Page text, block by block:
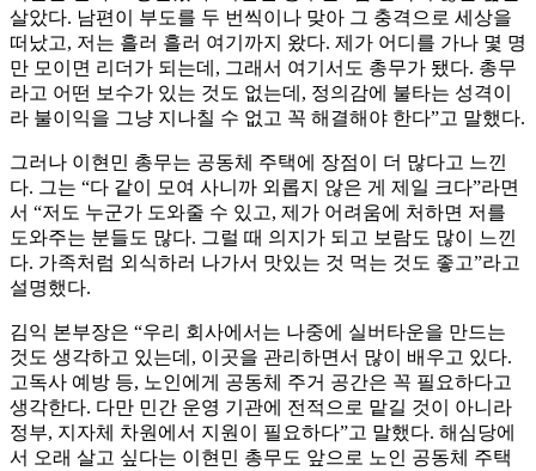
살았다. 남편이 부도를 두 번씩이나 맞아 그 충격으로 세상을
떠났고, 저는 흘러 흘러 여기까지 왔다. 제가 어디를 가나 몇 명
만 모이면 리더가 되는데, 그래서 여기서도 총무가 됐다. 총무
라고 어떤 보수가 있는 것도 없는데, 정의감에 불타는 성격이
라 불이익을 그냥 지나칠 수 없고 꼭 해결해야 한다”고 말했다.
그러나 이현민 총무는 공동체 주택에 장점이 더 많다고 느낀
다. 그는 “다 같이 모여 사니까 외롭지 않은 게 제일 크다”라면
서 “저도 누군가 도와줄 수 있고, 제가 어려움에 처하면 저를
도와주는 분들도 많다. 그럴 때 의지가 되고 보람도 많이 느낀
다. 가족처럼 외식하러 나가서 맛있는 것 먹는 것도 좋고”라고
설명했다.
김익 본부장은 “우리 회사에서는 나중에 실버타운을 만드는
것도 생각하고 있는데, 이곳을 관리하면서 많이 배우고 있다.
고독사 예방 등, 노인에게 공동체 주거 공간은 꼭 필요하다고
생각한다. 다만 민간 운영 기관에 전적으로 맡길 것이 아니라
정부, 지자체 차원에서 지원이 필요하다”고 말했다. 해심당에
서 오래 살고 싶다는 이현민 총무도 앞으로 노인 공동체 주택